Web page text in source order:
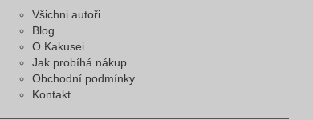
Všichni autoři
Blog
O Kakusei
Jak probíhá nákup
Obchodní podmínky
Kontakt